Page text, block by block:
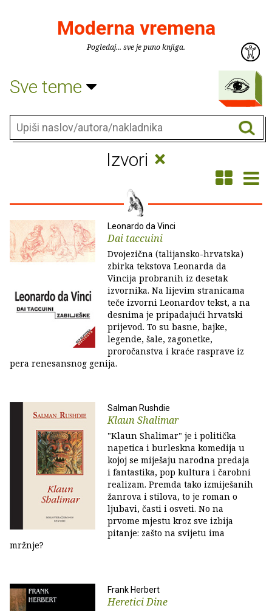
Moderna vremena
Pogledaj... sve je puno knjiga.
Sve teme
Izvori ×
Leonardo da Vinci
Dai taccuini
Dvojezična (talijansko-hrvatska)
zbirka tekstova Leonarda da
Vincija probranih iz desetak
izvornika. Na lijevim stranicama
teče izvorni Leonardov tekst, a na
desnima je pripadajući hrvatski
prijevod. To su basne, bajke,
legende, šale, zagonetke,
proročanstva i kraće rasprave iz
pera renesansnog genija.
Salman Rushdie
Klaun Shalimar
"Klaun Shalimar" je i politička
napetica i burleskna komedija u
kojoj se miješaju narodna predaja
i fantastika, pop kultura i čarobni
realizam. Premda tako izmiješanih
žanrova i stilova, to je roman o
ljubavi, časti i osveti. No na
prvome mjestu kroz sve izbija
pitanje: zašto na svijetu ima
mržnje?
Frank Herbert
Heretici Dine